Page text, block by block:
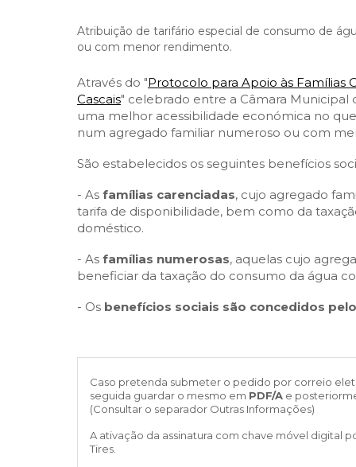
Reabilitação urbana
Cascais Próxima
Governação
Sociedade & Educação
Agenda do executivo
MOBILIDADE
INVESTIR EM CASCAIS
Atribuição de tarifário especial de consumo de
ou com menor rendimento.
Através do "Protocolo para Apoio às Famílias
Cascais" celebrado entre a Câmara Municipal
uma melhor acessibilidade económica no
num agregado familiar numeroso ou com
São estabelecidos os seguintes benefícios
- As famílias carenciadas, cujo agregado
tarifa de disponibilidade, bem como da
doméstico.
- As famílias numerosas, aquelas cujo
beneficiar da taxação do consumo da água
- Os benefícios sociais são concedidos
Caso pretenda submeter o pedido por correio
seguida guardar o mesmo em PDF/Ae
(Consultar o separador Outras Informações)
A ativação da assinatura com chave móvel digital
Tires.